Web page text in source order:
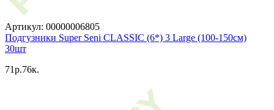
Артикул: 00000006805
Подгузники Super Seni CLASSIC (6*) 3 Large (100-150см)
30шт
71p.76к.